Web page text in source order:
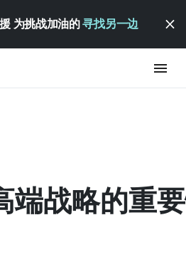
为挑战加油的寻找另一边
端战略的重